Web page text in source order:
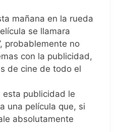
mañana en la rueda
se llamara
probablemente no
con la publicidad,
de cine de todo el
esta publicidad le
una película que, si
absolutamente